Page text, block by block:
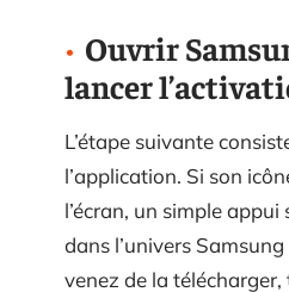
Ouvrir
lancer
L’étape suivante
l’application. Si son
l’écran, un simple
dans l’univers
venez de la